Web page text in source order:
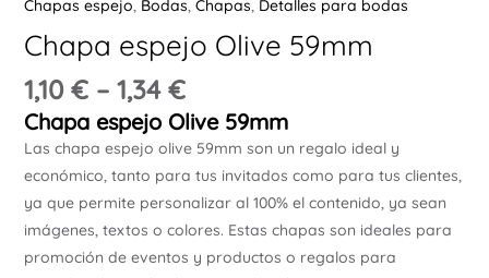
Chapas espejo, Bodas, Chapas, Detalles para bodas
Chapa espejo Olive 59mm
1,10 €– 1,34 €
Chapa espejo Olive 59mm
Las chapa espejo olive 59mm son un regalo ideal y
económico, tanto para tus invitados como para tus clientes,
ya que permite personalizar al 100% el contenido, ya sean
imágenes, textos o colores. Estas chapas son ideales para
promoción de eventos y productos o regalos para